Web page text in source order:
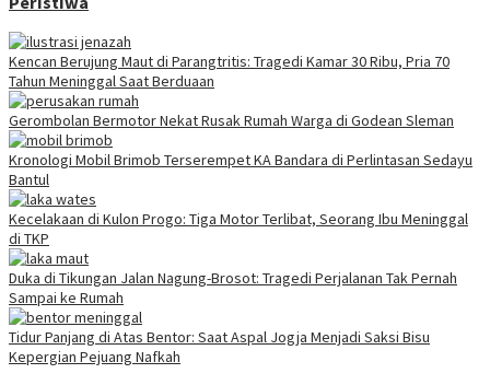
Kencan Berujung Maut di Parangtritis: Tragedi Kamar 30 Ribu, Pria 70
Tahun Meninggal Saat Berduaan
Gerombolan Bermotor Nekat Rusak Rumah Warga di Godean Sleman
Kronologi Mobil Brimob Terserempet KA Bandara di Perlintasan Sedayu
Bantul
Kecelakaan di Kulon Progo: Tiga Motor Terlibat, Seorang Ibu Meninggal
di TKP
Duka di Tikungan Jalan Nagung-Brosot: Tragedi Perjalanan Tak Pernah
Sampai ke Rumah
Tidur Panjang di Atas Bentor: Saat Aspal Jogja Menjadi Saksi Bisu
Kepergian Pejuang Nafkah